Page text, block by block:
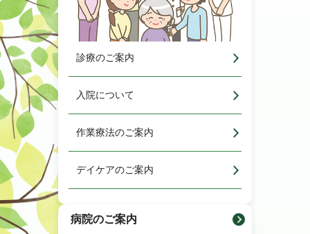
診療のご案内
入院について
作業療法のご案内
デイケアのご案内
病院のご案内